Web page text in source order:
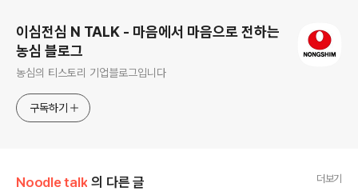
이심전심 N TALK - 마음에서 마음으로 전하는
농심 블로그
농심의 티스토리 기업블로그입니다
구독하기
Noodle talk 의 다른 글 더보기